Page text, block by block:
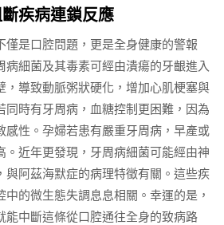
疾病連鎖反應
僅是口腔問題，更是全身健康的警報
病細菌及其毒素可經由潰瘍的牙齦進入
，導致動脈粥狀硬化，增加心肌梗塞與
同時有牙周病，血糖控制更困難，因為
感性。孕婦若患有嚴重牙周病，早產或
。近年更發現，牙周病細菌可能經由神
與阿茲海默症的病理特徵有關。這些疾
的微生態失調息息相關。幸運的是，
能中斷這條從口腔通往全身的致病路